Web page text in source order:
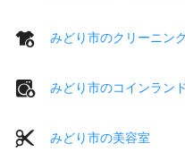
みどり市のクリーニン
みどり市のコインラン
みどり市の美容室